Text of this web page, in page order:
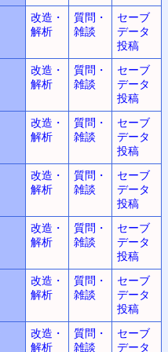
改造・
解析
質問・
雑談
セーブ
データ
投稿
改造・
解析
質問・
雑談
セーブ
データ
投稿
改造・
解析
質問・
雑談
セーブ
データ
投稿
改造・
解析
質問・
雑談
セーブ
データ
投稿
改造・
解析
質問・
雑談
セーブ
データ
投稿
改造・
解析
質問・
雑談
セーブ
データ
投稿
改造・
解析
質問・
雑談
セーブ
データ